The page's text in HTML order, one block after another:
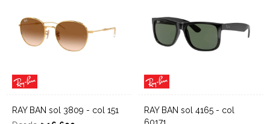
RAY BAN sol 3809 - col 151
RAY BAN sol 4165 - col